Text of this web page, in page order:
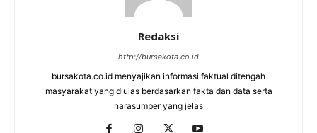
Redaksi
http://bursakota.co.id
bursakota.co.id menyajikan informasi faktual ditengah
masyarakat yang diulas berdasarkan fakta dan data serta
narasumber yang jelas